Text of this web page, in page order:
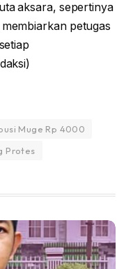
aksara, sepertinya
petugas
Muge Rp 4000
Protes